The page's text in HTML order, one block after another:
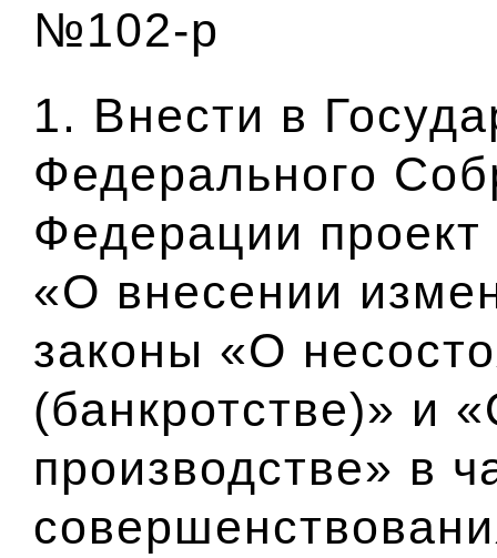
№102-р
1. Внести в
Федерального
Федерации
«О внесении
законы «О
(банкротстве)» и
производстве» в